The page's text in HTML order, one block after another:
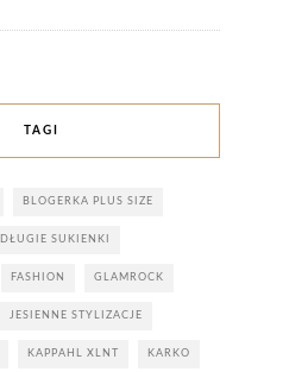
TAGI
BLOGERKA PLUS SIZE
DŁUGIE SUKIENKI
FASHION GLAMROCK
JESIENNE STYLIZACJE
KAPPAHL XLNT KARKO